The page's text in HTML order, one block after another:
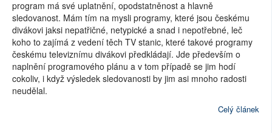
program má své uplatnění, opodstatněnost a hlavně
sledovanost. Mám tím na mysli programy, které jsou českému
divákovi jaksi nepatřičné, netypické a snad i nepotřebné, leč
koho to zajímá z vedení těch TV stanic, které takové programy
českému televiznímu divákovi předkládají. Jde především o
naplnění programového plánu a v tom případě se jim hodí
cokoliv, i když výsledek sledovanosti by jim asi mnoho radosti
neudělal.
Celý článek